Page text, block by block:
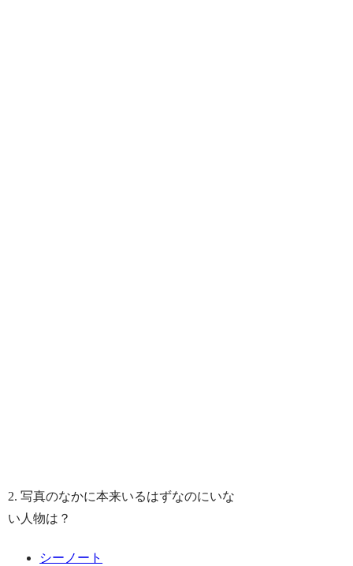
2. 写真のなかに本来いるはずなのにいな
い人物は？
シーノート